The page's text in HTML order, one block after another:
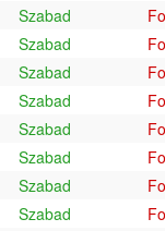
Szabad
Szabad
Szabad
Szabad
Szabad
Szabad
Szabad
Szabad